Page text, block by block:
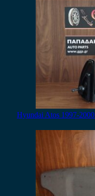
Hyundai Atos 1997-2000